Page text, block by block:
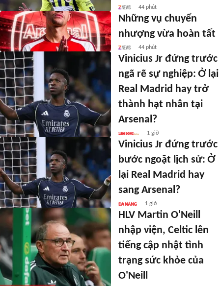
44 phút
Những vụ chuyển
nhượng vừa hoàn tất
44 phút
Vinicius Jr đứng trước
ngã rẽ sự nghiệp: Ở lại
Real Madrid hay trở
thành hạt nhân tại
Arsenal?
1 giờ
Vinicius Jr đứng trước
bước ngoặt lịch sử: Ở
lại Real Madrid hay
sang Arsenal?
1 giờ
HLV Martin O'Neill
nhập viện, Celtic lên
tiếng cập nhật tình
trạng sức khỏe của
O'Neill